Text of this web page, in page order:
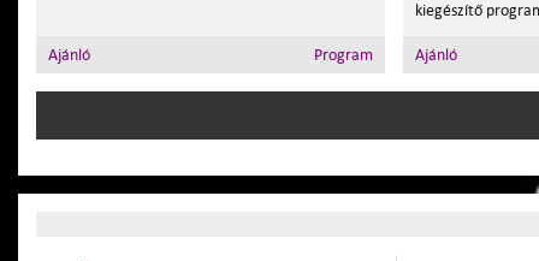
Ajánló Program
kiegészítő
Ajánló